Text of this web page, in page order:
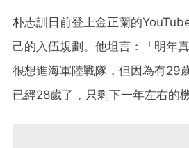
朴志訓日前登上金正蘭的
己的入伍規劃。他坦言：「明年
很想進海軍陸戰隊，但因為有29
已經28歲了，只剩下一年左右的機